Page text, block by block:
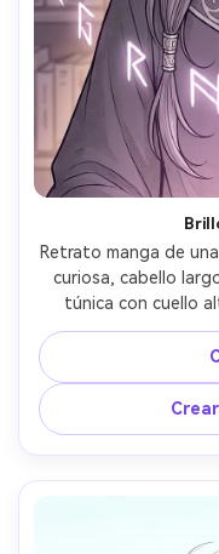
Retrato manga de
curiosa, cabello
túnica con cuello
biblioteca arcana
debajo del rostro,
degradados suaves
mood de asombro,
texto, lente 85mm,